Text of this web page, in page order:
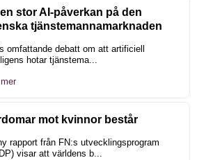
stor AI-påverkan på den
tjänstemannamarknaden
omfattande debatt om att artificiell
hotar tjänstema...
mot kvinnor består
rapport från FN:s utvecklingsprogram
visar att världens b...